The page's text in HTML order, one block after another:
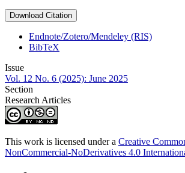
Download Citation
Endnote/Zotero/Mendeley (RIS)
BibTeX
Issue
Vol. 12 No. 6 (2025): June 2025
Section
Research Articles
This work is licensed under a Creative
NonCommercial-NoDerivatives 4.0